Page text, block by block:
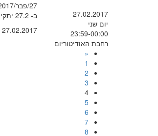
27.02.2017
יום שני
23:59-00:00
רחבת האודיטוריום
27/פבר/2017 @ כל היום -
ב- 27.2 יתקיים יום סגל במכללה
27.02.2017 בשעה 23:59-00:00
«
1
2
3
4
5
6
7
8